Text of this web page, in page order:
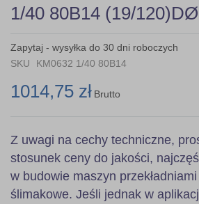
the
beginning
the
images
1/40 80B14 (19/
Zapytaj - wysyłka do 30 dni roboczych
SKU
KM0632 1/40 80B14
1014,75 zł Brutto
Z uwagi na cechy techniczne,
stosunek ceny do jakości,
w budowie maszyn
ślimakowe. Jeśli jednak w